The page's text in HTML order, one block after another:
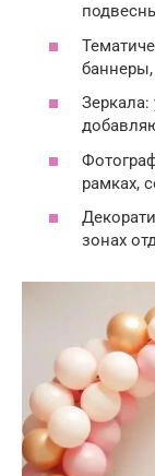
Зеркала:
рамках,
зонах